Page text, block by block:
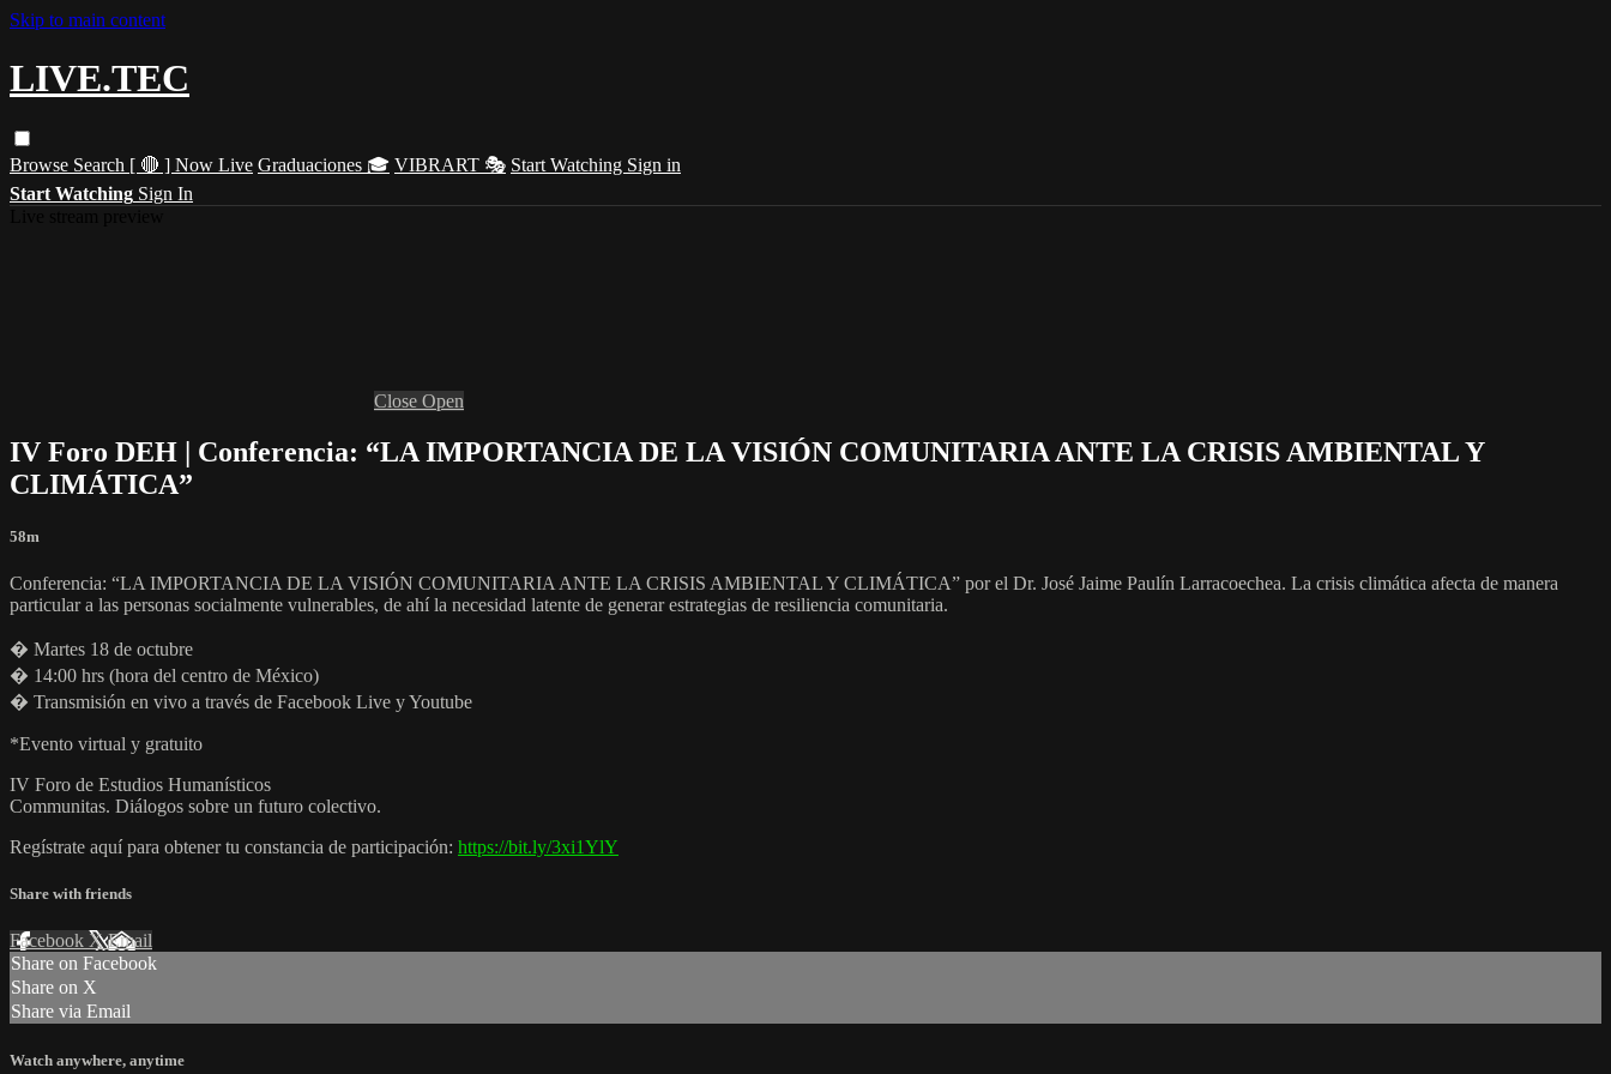
Skip to main content
LIVE.TEC
Browse Search [ 🔴 ] Now Live Graduaciones 🎓 VIBRART 🎭 Start Watching Sign in
Start Watching Sign In
Close Open
IV Foro DEH | Conferencia: “LA IMPORTANCIA DE LA VISIÓN COMUNITARIA ANTE LA CRISIS AMBIENTAL Y
CLIMÁTICA”
58m
Conferencia: “LA IMPORTANCIA DE LA VISIÓN COMUNITARIA ANTE LA CRISIS AMBIENTAL Y CLIMÁTICA” por el Dr. José Jaime Paulín Larracoechea. La crisis climática afecta de manera
particular a las personas socialmente vulnerables, de ahí la necesidad latente de generar estrategias de resiliencia comunitaria.
� Martes 18 de octubre
� 14:00 hrs (hora del centro de México)
� Transmisión en vivo a través de Facebook Live y Youtube
*Evento virtual y gratuito
IV Foro de Estudios Humanísticos
Communitas. Diálogos sobre un futuro colectivo.
Regístrate aquí para obtener tu constancia de participación: https://bit.ly/3xi1YlY
Share with friends
Facebook XEmail
Share on Facebook
Share on X
Share via Email
Watch anywhere, anytime